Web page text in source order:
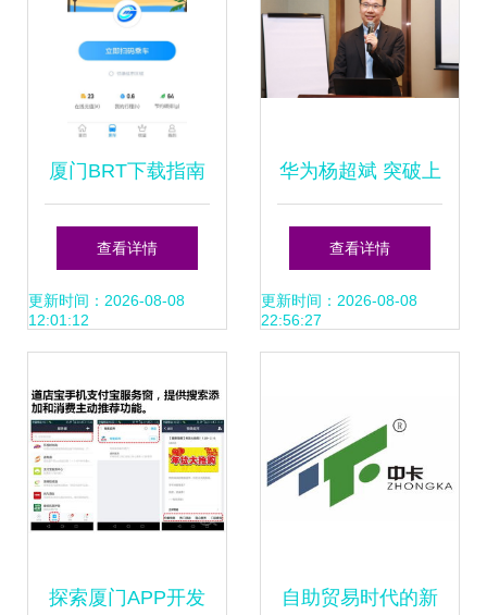
技术开发为视角
厦门BRT下载指南
红鼠手游网推荐安
卓版1.0，厦门网络
查看详情
更新时间：2026-08-08
12:01:12
华为杨超斌 突破上
行瓶颈，5G超级上
行已迈出落地第一
术开发迎来新机遇
查看详情
更新时间：2026-08-08
22:56:27
探索厦门APP开发 自助贸易时代的新